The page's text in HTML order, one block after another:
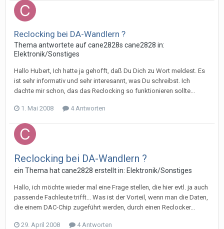
Reclocking bei DA-Wandlern ?
Thema antwortete aufcane2828s cane2828 in:
Elektronik/Sonstiges
Hallo Hubert, Ich hatte ja gehofft, daß Du Dich zu Wort meldest. Es
ist sehr informativ und sehr interesannt, was Du schreibst. Ich
dachte mir schon, das das Reclocking so funktionieren sollte...
1. Mai 2008 4 Antworten
Reclocking bei DA-Wandlern ?
ein Thema hatcane2828 erstellt in: Elektronik/Sonstiges
Hallo, ich möchte wieder mal eine Frage stellen, die hier evtl. ja auch
passende Fachleute trifft... Was ist der Vorteil, wenn man die Daten,
die einem DAC-Chip zugeführt werden, durch einen Reclocker...
29. April 2008 4 Antworten